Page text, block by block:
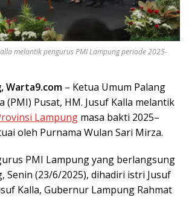
melantik pengurus PMI Lampung periode 2025-
Warta9.com – Ketua Umum Palang
(PMI) Pusat, HM. Jusuf Kalla melantik
Lampung masa bakti 2025–
oleh Purnama Wulan Sari Mirza.
PMI Lampung yang berlangsung
Senin (23/6/2025), dihadiri istri Jusuf
Kalla, Gubernur Lampung Rahmat